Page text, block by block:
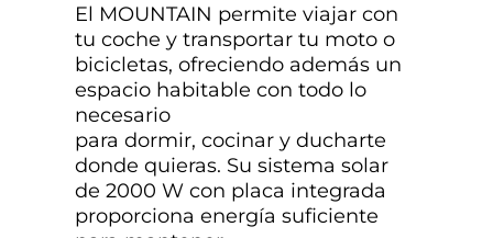
El MOUNTAIN permite viajar con
tu coche y transportar tu moto o
bicicletas, ofreciendo además un
espacio habitable con todo lo
necesario
para dormir, cocinar y ducharte
donde quieras. Su sistema solar
de 2000 W con placa integrada
proporciona energía suficiente